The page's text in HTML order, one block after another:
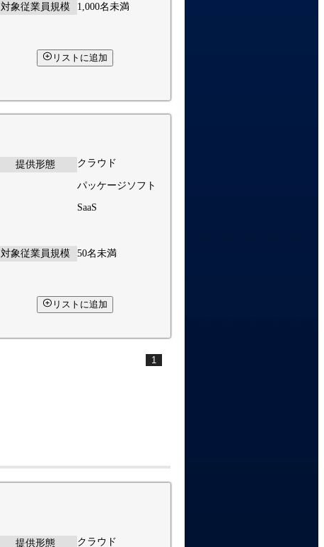
対象従業員規模 1,000名未満
リストに追加
提供形態 クラウド
パッケージソフト
SaaS
対象従業員規模 50名未満
リストに追加
1
提供形態 クラウド